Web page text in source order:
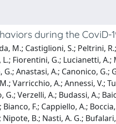
during the CoviD-
M.; Castiglioni, S.; Peltrini,
Fiorentini, G.; Lucianetti, A.;
Anastasi, A.; Canonico, G.;
Varricchio, A.; Annessi, V.;
Verzelli, A.; Budassi, A.;
F.; Cappiello, A.;
Nipote, B.; Nasti, A. G.;